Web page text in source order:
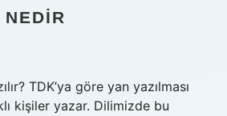
TDK’ya göre yan yazılması
kişiler yazar. Dilimizde bu